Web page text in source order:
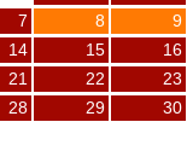
7 8
9
14 15
16
21 22
23
28 29
30